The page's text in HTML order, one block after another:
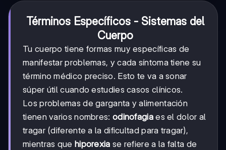
Términos Específicos - Sistemas del
Cuerpo
Tu cuerpo tiene formas muy específicas de
manifestar problemas, y cada síntoma tiene su
término médico preciso. Esto te va a sonar
súper útil cuando estudies casos clínicos.
Los problemas de garganta y alimentación
tienen varios nombres: odinofagiaes el dolor al
tragar (diferente a la dificultad para tragar),
mientras que hiporexia se refiere a la falta de